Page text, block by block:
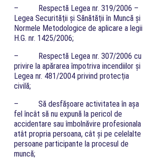
– Respectă Legea nr. 319/2006 –
Legea Securităţii şi Sănătăţii în Muncă şi
Normele Metodologice de aplicare a legii
H.G. nr. 1425/2006;
– Respectă Legea nr. 307/2006 cu
privire la apărarea împotriva incendiilor şi
Legea nr. 481/2004 privind protecţia
civilă;
– Să desfăşoare activitatea în aşa
fel încât să nu expună la pericol de
accidentare sau îmbolnăvire profesionala
atât propria persoana, cât şi pe celelalte
persoane participante la procesul de
muncă;